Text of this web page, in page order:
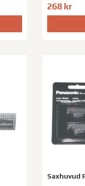
268 kr
Saxhuvud